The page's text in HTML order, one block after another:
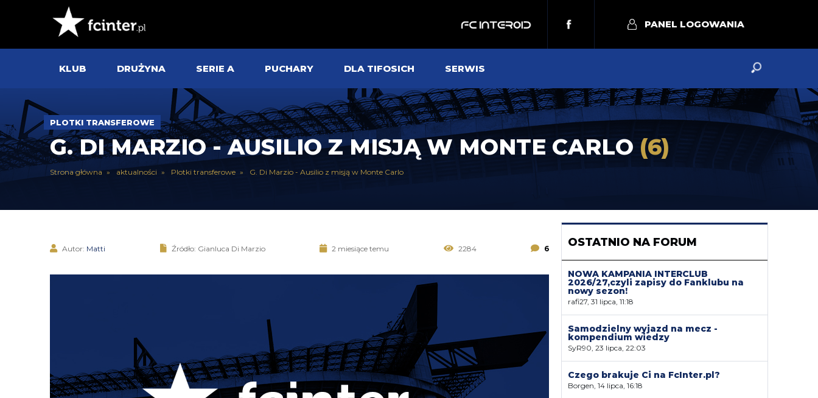
PANEL LOGOWANIA
KLUB DRUŻYNA SERIE A PUCHARY DLA TIFOSICH SERWIS
PLOTKI TRANSFEROWE
G. DI MARZIO - AUSILIO Z MISJĄ W MONTE CARLO (6)
Strona główna aktualności Plotki transferowe G. Di Marzio - Ausilio z misją w Monte Carlo
Autor: Matti Źródło: Gianluca Di Marzio 2 miesiące temu 2284 6 OSTATNIO NA FORUM
NOWA KAMPANIA INTERCLUB
2026/27,czyli zapisy do Fanklubu na
nowy sezon!
rafi27, 31 lipca, 11:18
Samodzielny wyjazd na mecz -
kompendium wiedzy
SyR90, 23 lipca, 22:03
Czego brakuje Ci na FcInter.pl?
Borgen, 14 lipca, 16:18